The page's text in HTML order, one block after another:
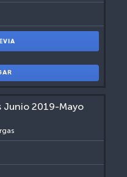
Junio 2019-Mayo